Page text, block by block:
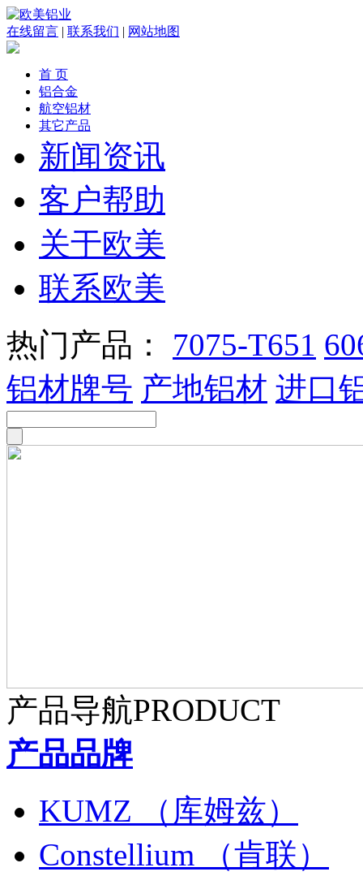
在线留言 | 联系我们 | 网站地图
首 页
铝合金
航空铝材
其它产品
新闻资讯
客户帮助
关于欧美
联系欧美
热门产品：
7075-T651
铝材牌号 产地铝材 进口
产品导航PRODUCT
产品品牌
KUMZ （库姆兹）
Constellium （肯联）